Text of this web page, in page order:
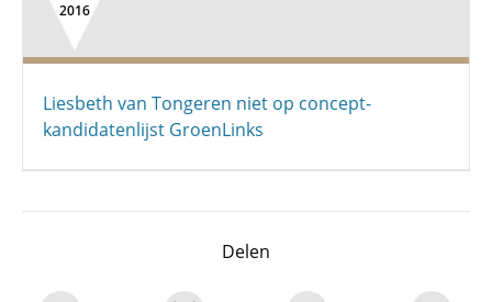
2016
Liesbeth van Tongeren niet op concept-
kandidatenlijst GroenLinks
Delen